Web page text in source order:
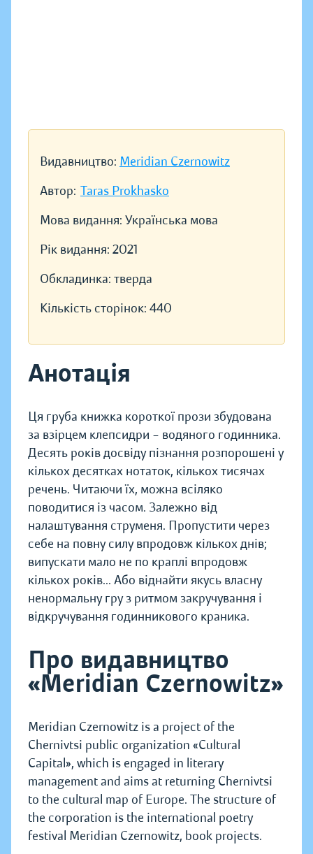
Видавництво: Meridian Czernowitz
Автор: Taras Prokhasko
Мова видання: Українська мова
Рік видання: 2021
Обкладинка: тверда
Кількість сторінок: 440
Анотація
Ця груба книжка короткої прози збудована
за взірцем клепсидри – водяного годинника.
Десять років досвіду пізнання розпорошені у
кількох десятках нотаток, кількох тисячах
речень. Читаючи їх, можна всіляко
поводитися із часом. Залежно від
налаштування струменя. Пропустити через
себе на повну силу впродовж кількох днів;
випускати мало не по краплі впродовж
кількох років... Або віднайти якусь власну
ненормальну гру з ритмом закручування і
відкручування годинникового краника.
Про видавництво
«Meridian Czernowitz»
Meridian Czernowitz is a project of the
Chernivtsi public organization «Cultural
Capital», which is engaged in literary
management and aims at returning Chernivtsi
to the cultural map of Europe. The structure of
the corporation is the international poetry
festival Meridian Czernowitz, book projects.